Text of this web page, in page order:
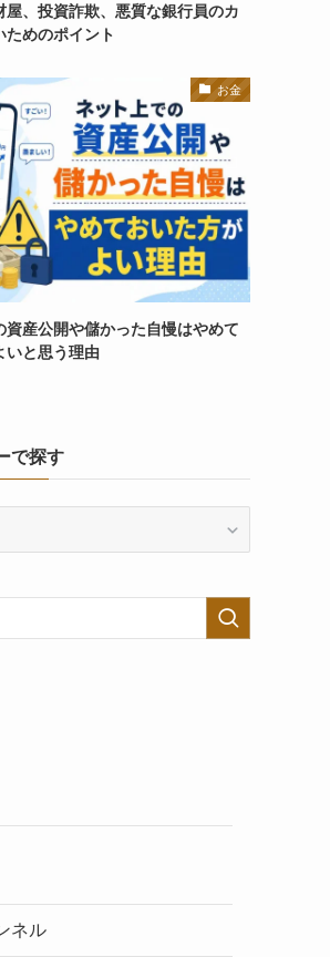
屋、投資詐欺、悪質な銀行員のカ
ためのポイント
お金
資産公開や儲かった自慢はやめて
いと思う理由
で探す
ネル